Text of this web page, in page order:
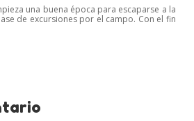
una buena época para escaparse a la
de excursiones por el campo. Con el fin